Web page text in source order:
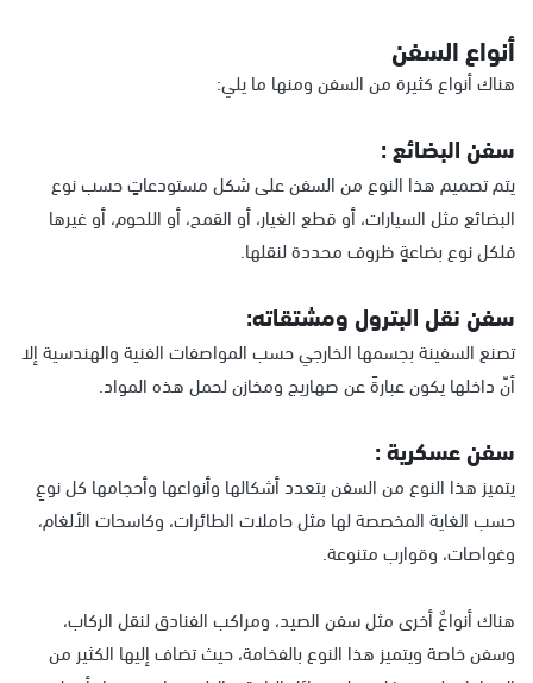
أنواع السفن
هناك أنواع كثيرة من السفن ومنها ما يلي:
سفن البضائع :
يتم تصميم هذا النوع من السفن على شكل مستودعاتٍ حسب نوع
البضائع مثل السيارات، أو قطع الغيار، أو القمح، أو اللحوم، أو غيرها
فلكل نوع بضاعةٍ ظروف محددة لنقلها.
سفن نقل البترول ومشتقاته:
تصنع السفينة بجسمها الخارجي حسب المواصفات الفنية والهندسية إلا
أنّ داخلها يكون عبارةً عن صهاريج ومخازن لحمل هذه المواد.
سفن عسكرية :
يتميز هذا النوع من السفن بتعدد أشكالها وأنواعها وأحجامها كل نوعٍ
حسب الغاية المخصصة لها مثل حاملات الطائرات، وكاسحات الألغام،
وغواصات، وقوارب متنوعة.
هناك أنواعٌ أخرى مثل سفن الصيد، ومراكب الفنادق لنقل الركاب،
وسفن خاصة ويتميز هذا النوع بالفخامة، حيث تضاف إليها الكثير من